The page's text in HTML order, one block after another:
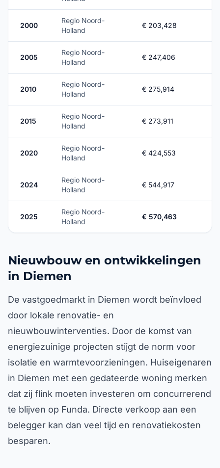
2000
Regio Noord-
Holland
€ 203,428
2005
Regio Noord-
Holland
€ 247,406
2010
Regio Noord-
Holland
€ 275,914
2015
Regio Noord-
Holland
€ 273,911
2020
Regio Noord-
Holland
€ 424,553
2024
Regio Noord-
Holland
€ 544,917
2025
Regio Noord-
Holland
€ 570,463
Nieuwbouw en ontwikkelingen
in Diemen
De vastgoedmarkt in Diemen wordt beïnvloed
door lokale renovatie- en
nieuwbouwinterventies. Door de komst van
energiezuinige projecten stijgt de norm voor
isolatie en warmtevoorzieningen. Huiseigenaren
in Diemen met een gedateerde woning merken
dat zij flink moeten investeren om concurrerend
te blijven op Funda. Directe verkoop aan een
belegger kan dan veel tijd en renovatiekosten
besparen.